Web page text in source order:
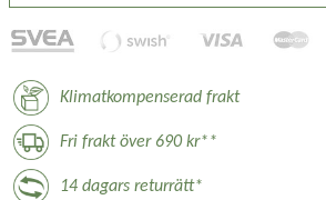
Klimatkompenserad frakt
Fri frakt över 690 kr**
14 dagars returrätt*